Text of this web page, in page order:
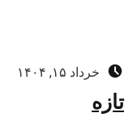
ارسال‌شده در:
خرداد ۱۵, ۱۴۰۴
تازه